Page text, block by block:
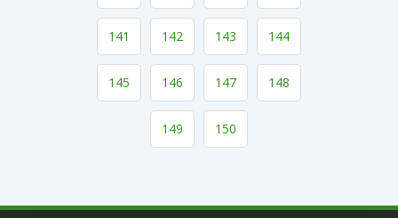
141 142 143 144
145 146 147 148
149 150